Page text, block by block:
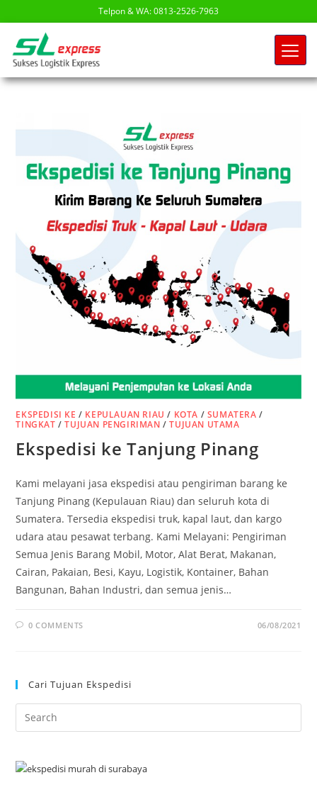
Telpon & WA: 0813-2526-7963
EKSPEDISI KE / KEPULAUAN RIAU / KOTA / SUMATERA /
TINGKAT /TUJUAN PENGIRIMAN /TUJUAN UTAMA
Ekspedisi ke Tanjung Pinang
Kami melayani jasa ekspedisi atau pengiriman barang ke
Tanjung Pinang (Kepulauan Riau) dan seluruh kota di
Sumatera. Tersedia ekspedisi truk, kapal laut, dan kargo
udara atau pesawat terbang. Kami Melayani: Pengiriman
Semua Jenis Barang Mobil, Motor, Alat Berat, Makanan,
Cairan, Pakaian, Besi, Kayu, Logistik, Kontainer, Bahan
Bangunan, Bahan Industri, dan semua jenis…
0 COMMENTS 06/08/2021
Cari Tujuan Ekspedisi